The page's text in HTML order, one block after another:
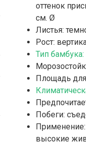
оттенок
см. Ø
Листья:
Рост:
Тип
Площадь для
Побеги:
высокие